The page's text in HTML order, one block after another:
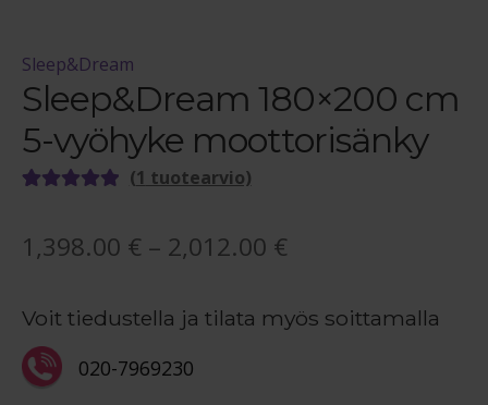
Sleep&Dream
Sleep&Dream 180×200 cm
5-vyöhyke moottorisänky
perustuen
arvotukseen.
(1 tuotearvio)
1,398.00 € – 2,012.00 €
-
Voit tiedustella ja tilata myös soittamalla
020-7969230